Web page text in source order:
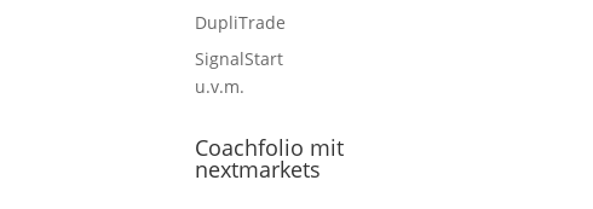
DupliTrade
SignalStart
u.v.m.
Coachfolio mit
nextmarkets